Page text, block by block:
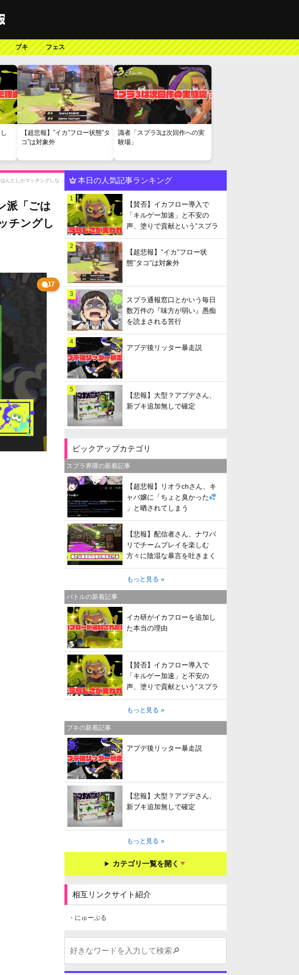
ブキ フェス
【超悲報】”イカ”フロー状態”タ
コ”は対象外
識者「スプラ3は次回作への実
験場」
んとしかマッチングしな
派「ごは
チングし
17
本日の人気記事ランキング
1
【賛否】イカフロー導入で
「キルゲー加速」と不安の
声、塗りで貢献という”スプラ
らしさ”は失われてしまうのか
2
【超悲報】”イカ”フロー状
態”タコ”は対象外
3
スプラ通報窓口とかいう毎日
数万件の『味方が弱い』愚痴
を読まされる苦行
4
アプデ後リッター暴走説
5
【悲報】大型？アプデさん、
新ブキ追加無しで確定
ピックアップカテゴリ
スプラ界隈の新着記事
【超悲報】リオラchさん、キ
ャバ嬢に「ちょと臭かった
」と晒されてしまう
【悲報】配信者さん、ナワバ
リでチームプレイを楽しむ
方々に陰湿な暴言を吐きまく
ってしまう
もっと見る »
バトルの新着記事
イカ研がイカフローを追加し
た本当の理由
【賛否】イカフロー導入で
「キルゲー加速」と不安の
声、塗りで貢献という”スプラ
らしさ”は失われてしまうのか
もっと見る »
ブキの新着記事
アプデ後リッター暴走説
【悲報】大型？アプデさん、
新ブキ追加無しで確定
もっと見る »
カテゴリ一覧を開く
相互リンクサイト紹介
・にゅーぷる